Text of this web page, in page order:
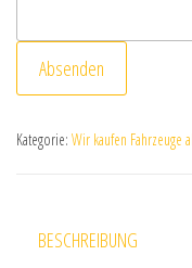
Absenden
Kategorie: Wir kaufen Fahrzeuge
BESCHREIBUNG